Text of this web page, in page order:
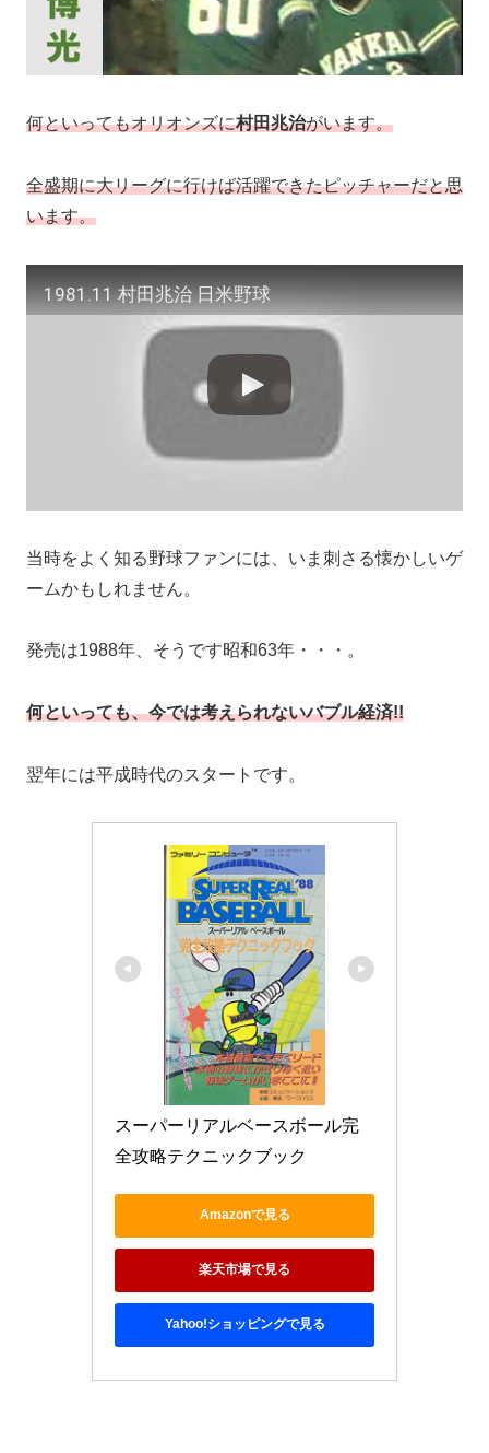
何といってもオリオンズに村田兆治がいます。
全盛期に大リーグに行けば活躍できたピッチャーだと思
います。
1981.11 村田兆治 日米野球
当時をよく知る野球ファンには、いま刺さる懐かしいゲ
ームかもしれません。
発売は1988年、そうです昭和63年・・・。
何といっても、今では考えられないバブル経済!!
翌年には平成時代のスタートです。
スーパーリアルベースボール完
全攻略テクニックブック
Amazonで見る
楽天市場で見る
Yahoo!ショッピングで見る